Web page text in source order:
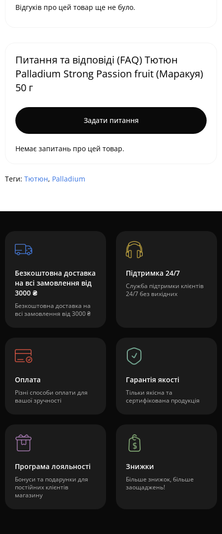
Відгуків про цей товар ще не було.
Питання та відповіді (FAQ) Тютюн
Palladium Strong Passion fruit (Маракуя)
50 г
Задати питання
Немає запитань про цей товар.
Теги: Тютюн, Palladium
Безкоштовна доставка
на всі замовлення від
3000 ₴
Безкоштовна доставка на
всі замовлення від 3000 ₴
Підтримка 24/7
Служба підтримки клієнтів
24/7 без вихідних
Оплата
Різні способи оплати для
вашої зручності
Гарантія якості
Тільки якісна та
сертифікована продукція
Програма лояльності
Бонуси та подарунки для
постійних клієнтів
магазину
Знижки
Більше знижок, більше
заощаджень!